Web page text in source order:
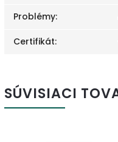
Problémy:
Certifikát:
SÚVISIACI